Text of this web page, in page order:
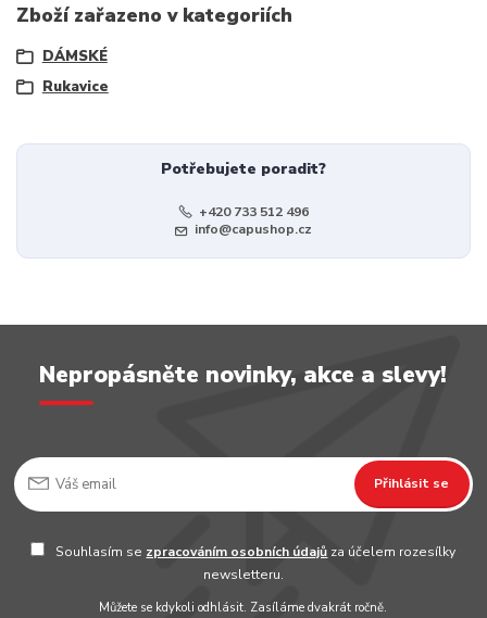
Zboží zařazeno v kategoriích
DÁMSKÉ
Rukavice
Potřebujete poradit?
+420 733 512 496
info@capushop.cz
Nepropásněte novinky, akce a slevy!
Přihlásit se
Souhlasím se zpracováním osobních údajů za účelem rozesílky
newsletteru.
Můžete se kdykoli odhlásit. Zasíláme dvakrát ročně.